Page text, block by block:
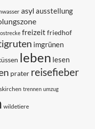
asyl ausstellung
freizeit friedhof
imgrünen
leben lesen
prater reisefieber
trennen umzug
wildetiere